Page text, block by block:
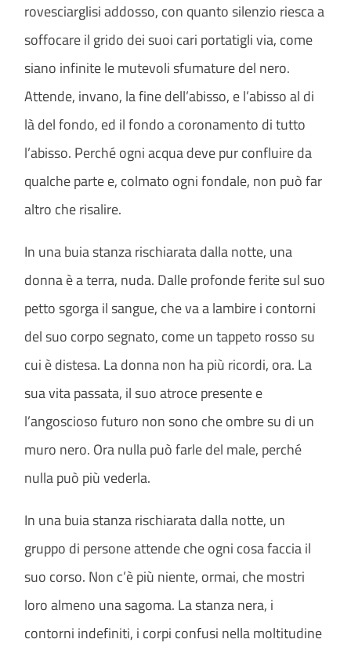
rovesciarglisi addosso, con quanto silenzio riesca a
soffocare il grido dei suoi cari portatigli via, come
siano infinite le mutevoli sfumature del nero.
Attende, invano, la fine dell’abisso, e l’abisso al di
là del fondo, ed il fondo a coronamento di tutto
l’abisso. Perché ogni acqua deve pur confluire da
qualche parte e, colmato ogni fondale, non può far
altro che risalire.
In una buia stanza rischiarata dalla notte, una
donna è a terra, nuda. Dalle profonde ferite sul suo
petto sgorga il sangue, che va a lambire i contorni
del suo corpo segnato, come un tappeto rosso su
cui è distesa. La donna non ha più ricordi, ora. La
sua vita passata, il suo atroce presente e
l’angoscioso futuro non sono che ombre su di un
muro nero. Ora nulla può farle del male, perché
nulla può più vederla.
In una buia stanza rischiarata dalla notte, un
gruppo di persone attende che ogni cosa faccia il
suo corso. Non c’è più niente, ormai, che mostri
loro almeno una sagoma. La stanza nera, i
contorni indefiniti, i corpi confusi nella moltitudine